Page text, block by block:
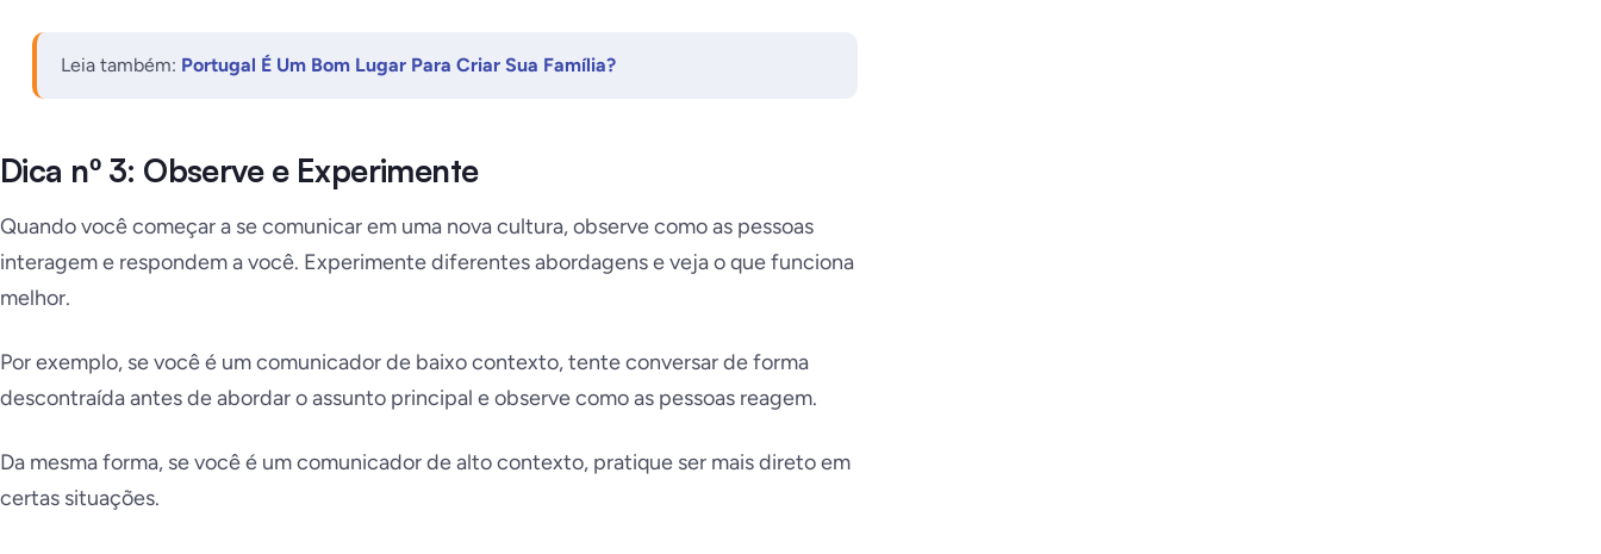
Leia também: Portugal É Um Bom Lugar Para Criar Sua Família?
Dica nº 3: Observe e Experimente
Quando você começar a se comunicar em uma nova cultura, observe como as pessoas
interagem e respondem a você. Experimente diferentes abordagens e veja o que funciona
melhor.
Por exemplo, se você é um comunicador de baixo contexto, tente conversar de forma
descontraída antes de abordar o assunto principal e observe como as pessoas reagem.
Da mesma forma, se você é um comunicador de alto contexto, pratique ser mais direto em
certas situações.